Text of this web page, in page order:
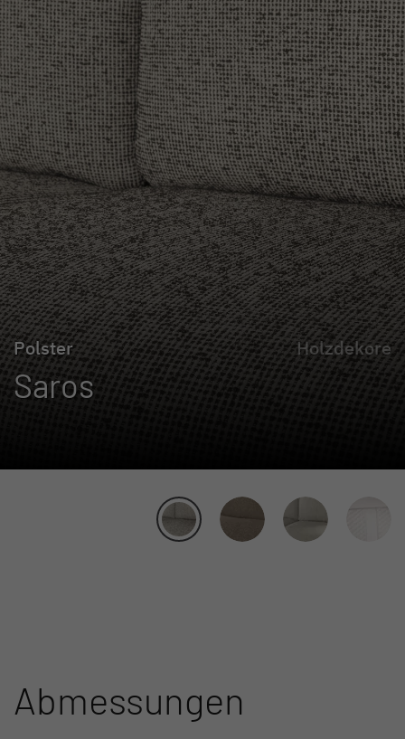
Saros
Polster Holzdekore
Abmessungen